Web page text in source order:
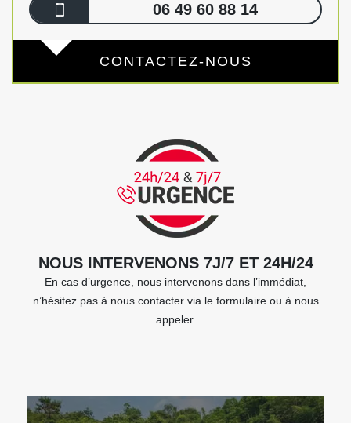
06 49 60 88 14
CONTACTEZ-NOUS
NOUS INTERVENONS 7J/7 ET 24H/24
En cas d’urgence, nous intervenons dans l’immédiat,
n’hésitez pas à nous contacter via le formulaire ou à nous
appeler.